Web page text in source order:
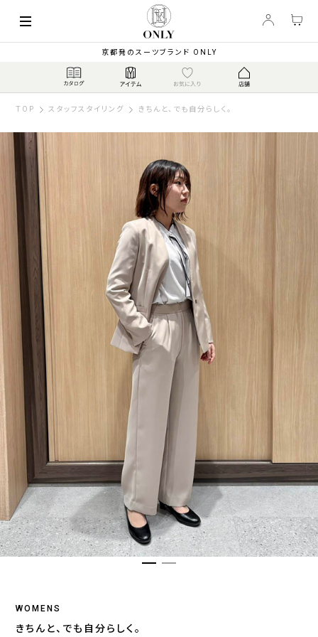
京都発のスーツブランド ONLY
TOP スタッフスタイリング きちんと、でも自分らしく。
WOMENS
きちんと、でも自分らしく。